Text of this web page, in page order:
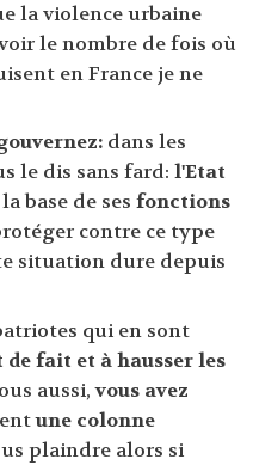
la violence urbaine
le nombre de fois où
en France je ne
dans les
le dis sans fard: l'Etat
base de ses fonctions
contre ce type
situation dure depuis
qui en sont
fait et à hausser les
aussi,vous avez
une colonne
plaindre alors si